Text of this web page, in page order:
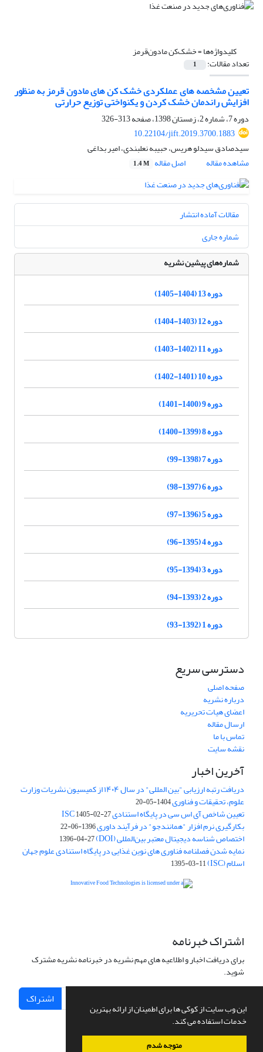
این وب سایت از کوکی ها برای اطمینان از ارائه بهترین
خدمات استفاده می کند.
متوجه شدم
کلیدواژه‌ها =خشک‌کن مادون‌قرمز
تعداد مقالات: 1
تعیین مشخصه های عملکردی خشک کن های مادون قرمز به منظور
افزایش راندمان خشک کردن و یکنواختی توزیع حرارتی
دوره 7، شماره 2، زمستان 1398، صفحه
313-326
10.22104/jift.2019.3700.1883
سیدصادق سیدلو هریس، حبیبه نعلبندی، امیر بداغی
مشاهده مقاله
اصل مقاله 1.4 M
مقالات آماده انتشار
شماره جاری
شماره‌های پیشین نشریه
دوره 13 (1404-1405)
دوره 12 (1403-1404)
دوره 11 (1402-1403)
دوره 10 (1401-1402)
دوره 9 (1400-1401)
دوره 8 (1399-1400)
دوره 7 (1398-99)
دوره 6 (1397-98)
دوره 5 (1396-97)
دوره 4 (1395-96)
دوره 3 (1394-95)
دوره 2 (1393-94)
دوره 1 (1392-93)
دسترسی سریع
صفحه اصلی
درباره نشریه
اعضای هیات تحریریه
ارسال مقاله
تماس با ما
نقشه سایت
آخرین اخبار
دریافت رتبه ارزیابی "بین المللی" در سال ۱۴۰۴ از کمیسیون نشریات وزارت
علوم، تحقیقات و فناوری1404-05-20
تعیین شاخص آی اس سی در پایگاه استنادی ISC1405-02-27
بکارگیری نرم افزار "همانندجو" در فرآیند داوری1396-06-22
اختصاص شناسه دیجیتال معتبر بین‌المللی (DOI) 1396-04-27
نمایه شدن فصلنامه فناوری های نوین غذایی در پایگاه استنادی علوم جهان
اسلام (ISC) 1395-03-11
اشتراک خبرنامه
برای دریافت اخبار و اطلاعیه های مهم نشریه در خبرنامه نشریه مشترک
شوید.
اشتراک